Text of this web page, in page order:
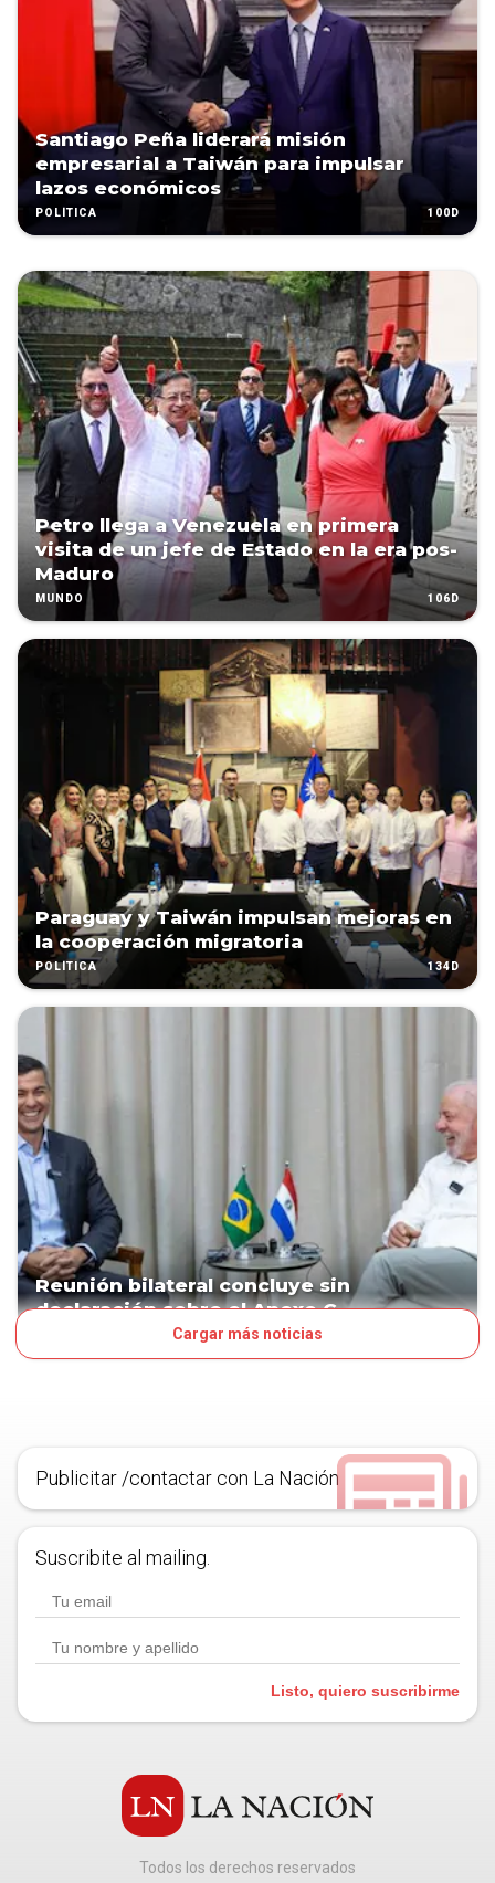
Santiago Peña liderará misión
empresarial a Taiwán para impulsar
lazos económicos
POLÍTICA 100D
Petro llega a Venezuela en primera
visita de un jefe de Estado en la era pos-
Maduro
MUNDO 106D
Paraguay y Taiwán impulsan mejoras en
la cooperación migratoria
POLÍTICA 134D
Reunión bilateral concluye sin
declaración sobre el Anexo C
Cargar más noticias
Publicitar /contactar con La Nación
Suscribite al mailing.
Listo, quiero suscribirme
Todos los derechos reservados